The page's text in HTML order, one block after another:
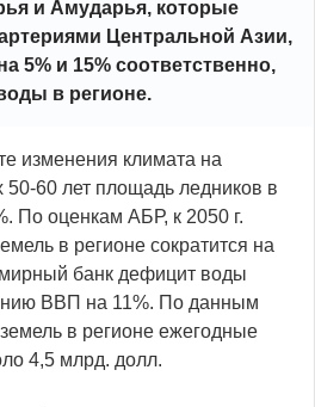
и Амударья, которые
Центральной Азии,
5% и 15% соответственно,
в регионе.
изменения климата на
50-60 лет площадь ледников в
По оценкам АБР, к 2050 г.
в регионе сократится на
банк дефицит воды
ВВП на 11%. По данным
в регионе ежегодные
4,5 млрд. долл.